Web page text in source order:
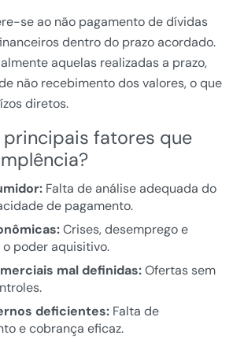
se ao não pagamento de dívidas
dentro do prazo acordado.
aquelas realizadas a prazo,
não recebimento dos valores, o que
diretos.
principais fatores que
Falta de análise adequada do
de pagamento.
Crises, desemprego e
poder aquisitivo.
mal definidas:Ofertas sem
deficientes:Falta de
e cobrança eficaz.